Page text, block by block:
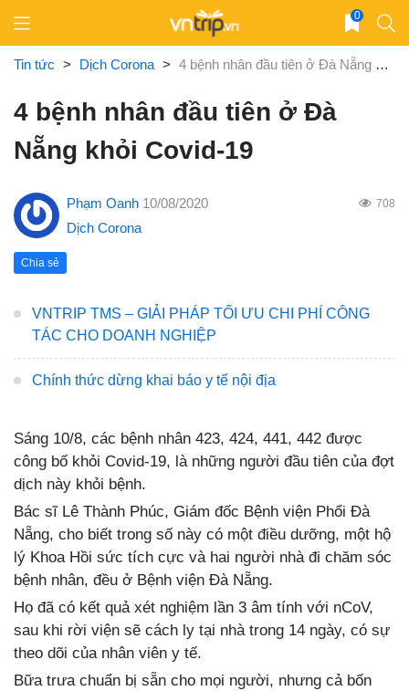
content
0
Tin tức > Dịch Corona > 4 bệnh nhân đầu tiên ở Đà Nẵng khỏi Covid-19
4 bệnh nhân đầu tiên ở Đà
Nẵng khỏi Covid-19
Phạm Oanh 10/08/2020 708
Dịch Corona
Chia sẻ
VNTRIP TMS – GIẢI PHÁP TỐI ƯU CHI PHÍ CÔNG
TÁC CHO DOANH NGHIỆP
Chính thức dừng khai báo y tế nội địa
Sáng 10/8, các bệnh nhân 423, 424, 441, 442 được
công bố khỏi Covid-19, là những người đầu tiên của đợt
dịch này khỏi bệnh.
Bác sĩ Lê Thành Phúc, Giám đốc Bệnh viện Phổi Đà
Nẵng, cho biết trong số này có một điều dưỡng, một hộ
lý Khoa Hồi sức tích cực và hai người nhà đi chăm sóc
bệnh nhân, đều ở Bệnh viện Đà Nẵng.
Họ đã có kết quả xét nghiệm lần 3 âm tính với nCoV,
sau khi rời viện sẽ cách ly tại nhà trong 14 ngày, có sự
theo dõi của nhân viên y tế.
Bữa trưa chuẩn bị sẵn cho mọi người, nhưng cả bốn